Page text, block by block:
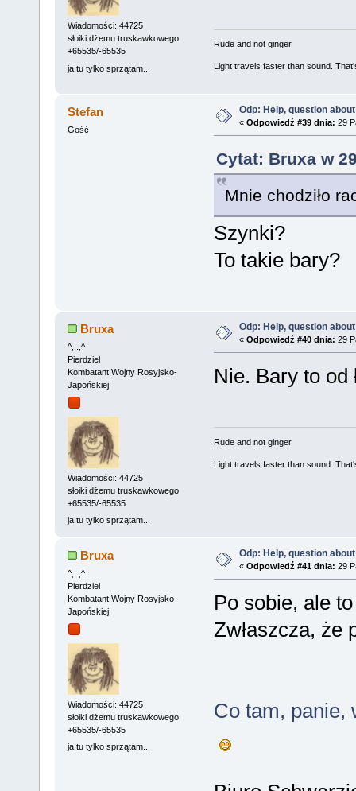
Wiadomości: 44725
słoiki dżemu truskawkowego
+65535/-65535
ja tu tylko sprzątam...
Rude and not ginger
Light travels faster than sound.
Stefan
Gość
Odp: Help, question
« Odpowiedź #39 dnia: 29
Cytat: Bruxa w
Mnie chodziło
Szynki?
To takie bary?
Bruxa
^,..,^
Pierdziel
Kombatant Wojny Rosyjsko-
Japońskiej
Wiadomości: 44725
słoiki dżemu truskawkowego
+65535/-65535
ja tu tylko sprzątam...
Odp: Help, question
« Odpowiedź #40 dnia: 29
Nie. Bary to od
Rude and not ginger
Light travels faster than sound.
Bruxa
^,..,^
Pierdziel
Kombatant Wojny Rosyjsko-
Japońskiej
Wiadomości: 44725
słoiki dżemu truskawkowego
+65535/-65535
ja tu tylko sprzątam...
Odp: Help, question
« Odpowiedź #41 dnia: 29
Po sobie, ale
Zwłaszcza, że
Co tam, panie,